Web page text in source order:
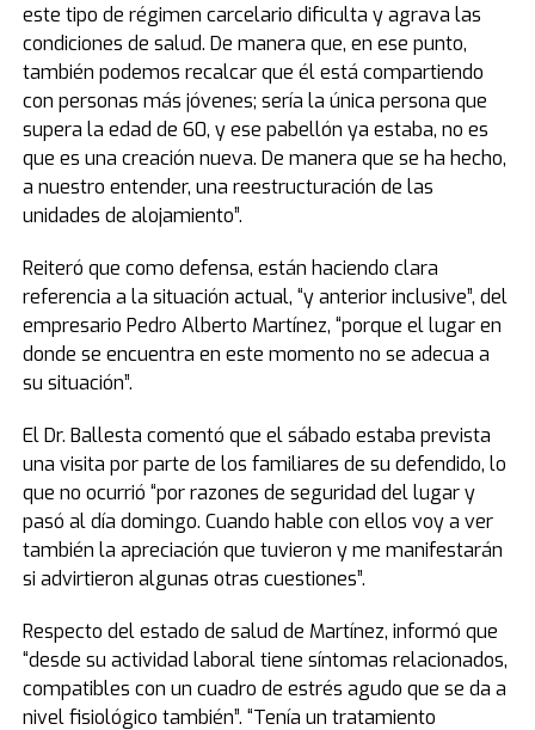
este tipo de régimen carcelario dificulta y agrava las
condiciones de salud. De manera que, en ese punto,
también podemos recalcar que él está compartiendo
con personas más jóvenes; sería la única persona que
supera la edad de 60, y ese pabellón ya estaba, no es
que es una creación nueva. De manera que se ha hecho,
a nuestro entender, una reestructuración de las
unidades de alojamiento”.
Reiteró que como defensa, están haciendo clara
referencia a la situación actual, “y anterior inclusive”, del
empresario Pedro Alberto Martínez, “porque el lugar en
donde se encuentra en este momento no se adecua a
su situación”.
El Dr. Ballesta comentó que el sábado estaba prevista
una visita por parte de los familiares de su defendido, lo
que no ocurrió “por razones de seguridad del lugar y
pasó al día domingo. Cuando hable con ellos voy a ver
también la apreciación que tuvieron y me manifestarán
si advirtieron algunas otras cuestiones”.
Respecto del estado de salud de Martínez, informó que
“desde su actividad laboral tiene síntomas relacionados,
compatibles con un cuadro de estrés agudo que se da a
nivel fisiológico también”. “Tenía un tratamiento